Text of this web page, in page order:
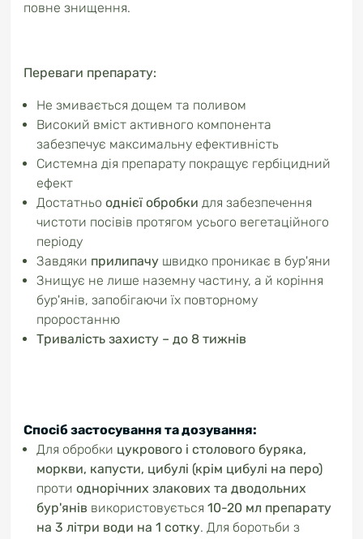
повне знищення.
Переваги препарату:
Не змивається дощем та поливом
Високий вміст активного компонента
забезпечує максимальну ефективність
Системна дія препарату покращує гербіцидний
ефект
Достатньо однієї обробки для забезпечення
чистоти посівів протягом усього вегетаційного
періоду
Завдяки прилипачу швидко проникає в бур'яни
Знищує не лише наземну частину, а й коріння
бур'янів, запобігаючи їх повторному
проростанню
Тривалість захисту – до 8 тижнів
Спосіб застосування та дозування:
Для обробки цукрового і столового буряка,
моркви, капусти, цибулі (крім цибулі на перо)
проти однорічних злакових та дводольних
бур'янів використовується 10-20 мл препарату
на 3 літри води на 1 сотку. Для боротьби з